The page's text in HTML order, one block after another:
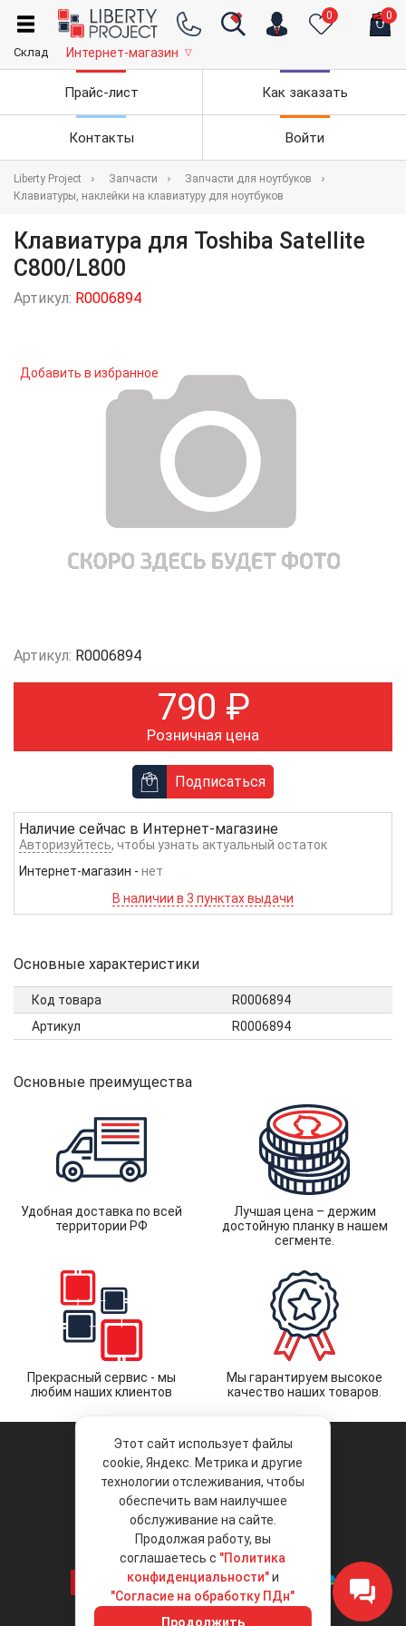
0 0
Склад Интернет-магазин ▽
Прайс-лист Как заказать
Контакты Войти
Liberty Project Запчасти
Запчасти для ноутбуков
Клавиатуры, наклейки на клавиатуру для ноутбуков
Клавиатура для Toshiba Satellite
C800/L800
Артикул: R0006894
Добавить в избранное
Артикул: R0006894
790 ₽
Розничная цена
Подписаться
Наличие сейчас в Интернет-магазине
Авторизуйтесь, чтобы узнать актуальный остаток
Интернет-магазин - нет
В наличии в 3 пунктах выдачи
Основные характеристики
Код товара
R0006894
Артикул
R0006894
Основные преимущества
Удобная доставка по всей
территории РФ
Лучшая цена – держим
достойную планку в нашем
сегменте.
Прекрасный сервис - мы
любим наших клиентов
Мы гарантируем высокое
качество наших товаров.
© 2026 «Liberty Project».
Аксессуары и запчасти оптом.
Положение об обработке и защите
персональных данных
Интернет-магазин
Этот сайт использует файлы
cookie, Яндекс. Метрика и другие
технологии отслеживания, чтобы
обеспечить вам наилучшее
обслуживание на сайте.
Продолжая работу, вы
соглашаетесь с "Политика
конфиденциальности"и
"Согласие на обработку ПДн"